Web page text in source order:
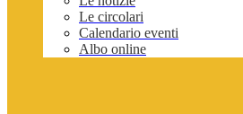
Le circolari
Calendario eventi
Albo online